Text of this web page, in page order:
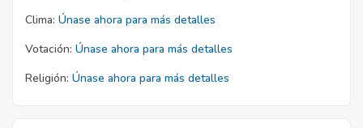
Clima: Únase ahora para más detalles
Votación: Únase ahora para más detalles
Religión: Únase ahora para más detalles